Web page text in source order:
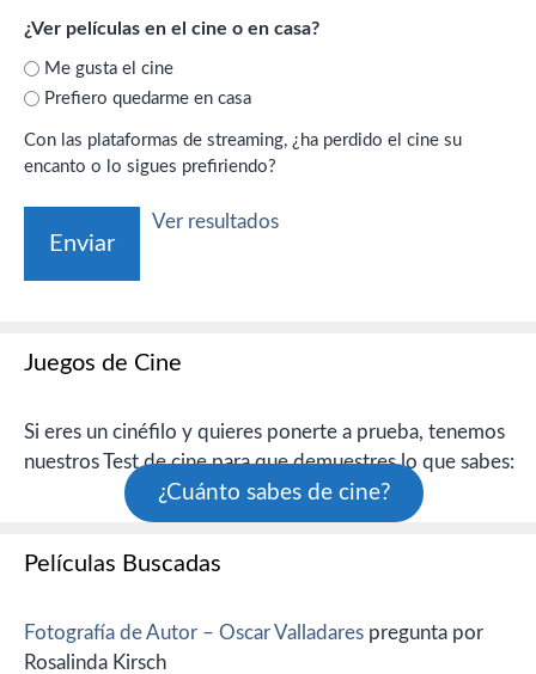
¿Ver películas en el cine o en casa?
Me gusta el cine
Prefiero quedarme en casa
Con las plataformas de streaming, ¿ha perdido el cine su
encanto o lo sigues prefiriendo?
Ver resultados
Juegos de Cine
Si eres un cinéfilo y quieres ponerte a prueba, tenemos
nuestros Test de cine para que demuestres lo que sabes:
¿Cuánto sabes de cine?
Películas Buscadas
Fotografía de Autor – Oscar Valladares pregunta por
Rosalinda Kirsch